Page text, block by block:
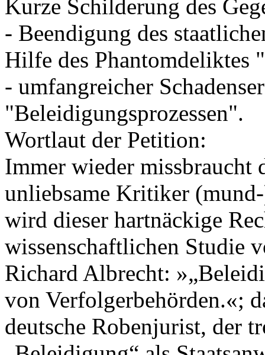
Kurze Schilderung des
- Beendigung des
Hilfe des
- umfangreicher
"Beleidigungsprozessen".
Wortlaut der Petition:
Immer wieder missbraucht
unliebsame Kritiker
wird dieser hartnäckige
wissenschaftlichen Studie
Richard Albrecht:
von Verfolgerbehörden.«;
deutsche Robenjurist, der